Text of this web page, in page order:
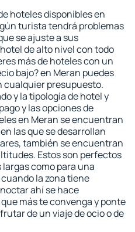
hoteles disponibles en
turista tendrá problemas
se ajuste a sus
de alto nivel con todo
más de hoteles con un
bajo? en Meran puedes
cualquier presupuesto.
y la tipología de hotel y
y las opciones de
en Meran se encuentran
las que se desarrollan
también se encuentran
Estos son perfectos
como para una
la zona tiene
ahí se hace
más te convenga y ponte
de un viaje de ocio o de